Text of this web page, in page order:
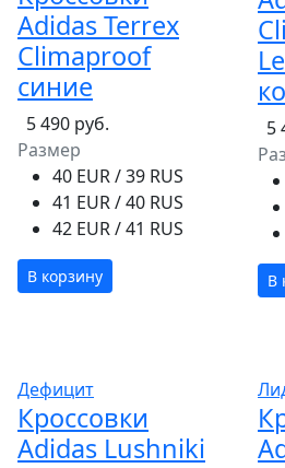
Adidas Terrex
Climaproof
синие
5 490 руб.
Размер
40 EUR / 39 RUS
41 EUR / 40 RUS
42 EUR / 41 RUS
В корзину
5
В
Дефицит
Кроссовки
Adidas Lushniki